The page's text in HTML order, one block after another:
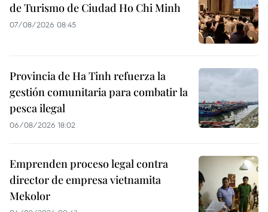
de Turismo de Ciudad Ho Chi Minh
07/08/2026 08:45
Provincia de Ha Tinh refuerza la
gestión comunitaria para combatir la
pesca ilegal
06/08/2026 18:02
Emprenden proceso legal contra
director de empresa vietnamita
Mekolor